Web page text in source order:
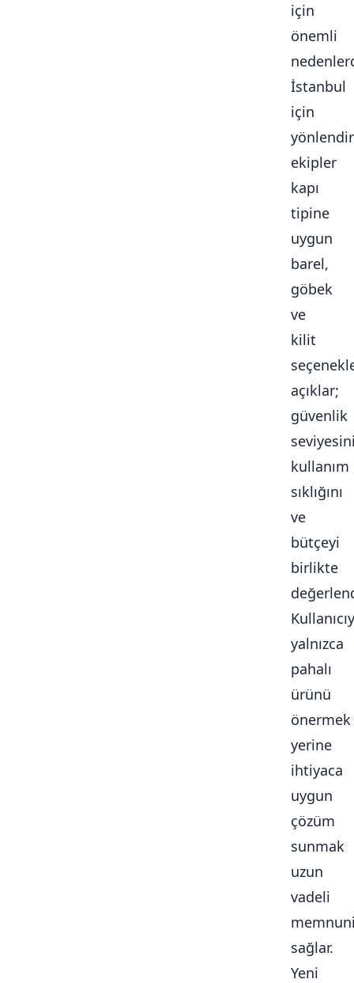
için
önemli
İstanbul
için
ekipler
kapı
tipine
uygun
barel,
göbek
ve
kilit
açıklar;
güvenlik
kullanım
sıklığını
ve
bütçeyi
birlikte
yalnızca
pahalı
ürünü
önermek
yerine
ihtiyaca
uygun
çözüm
sunmak
uzun
vadeli
sağlar.
Yeni